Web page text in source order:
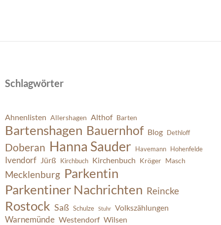
Schlagwörter
Ahnenlisten Allershagen Althof Barten
Bartenshagen Bauernhof Blog Dethloff
Doberan Hanna Sauder Havemann Hohenfelde
Ivendorf Jürß Kirchbuch Kirchenbuch Kröger Masch
Mecklenburg Parkentin
Parkentiner Nachrichten Reincke
Rostock Saß Schulze Stuhr Volkszählungen
Warnemünde Westendorf Wilsen